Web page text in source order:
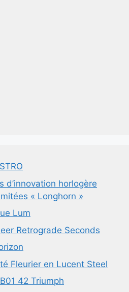
d’innovation horlogère
« Longhorn »
Lum
Retrograde Seconds
Fleurier en Lucent Steel
42 Triumph